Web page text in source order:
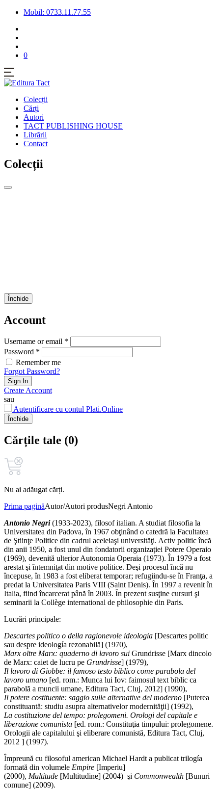
Mobil: 0733.11.77.55
0
Colecții
Cărți
Autori
TACT PUBLISHING HOUSE
Librării
Contact
Colecții
Închide
Account
Username or email *
Password *
Remember me
Forgot Password?
Sign In
Create Account
sau
Autentificare cu contul Plati.Online
Închide
Cărțile tale (0)
Nu ai adăugat cărți.
Prima paginăAutor/Autori produsNegri Antonio
Antonio Negri (1933-2023), filosof italian. A studiat filosofia la
Universitatea din Padova, în 1967 obţinând o catedră la Facultatea
de Ştiinţe Politice din cadrul aceleiaşi universităţi. Activ politic încă
din anii 1950, a fost unul din fondatorii organizaţiei Potere Operaio
(1969), devenită ulterior Autonomia Operaia (1973). În 1979 a fost
arestat şi întemniţat din motive politice. Deşi procesul încă nu
începuse, în 1983 a fost eliberat temporar; refugiindu-se în Franţa, a
predat la Universitatea Paris VIII (Saint Denis). În 1997 a revenit în
Italia, fiind încarcerat până în 2003. În prezent susţine cursuri şi
seminarii la Collège international de philosophie din Paris.
Lucrări principale:
Descartes politico o della ragionevole ideologia [Descartes politic
sau despre ideología rezonabilă] (1970),
Marx oltre Marx: quaderno di lavoro sui Grundrisse [Marx dincolo
de Marx: caiet de lucru pe Grundrisse] (1979),
Il lavoro di Giobbe: il famoso testo biblico come parabola del
lavoro umano [ed. rom.: Munca lui Iov: faimosul text biblic ca
parabolă a muncii umane, Editura Tact, Cluj, 2012] (1990),
Il potere costituente: saggio sulle alternative del moderno [Puterea
constituantă: studiu asupra alternativelor modernităţii] (1992),
La costituzione del tempo: prolegomeni. Orologi del capitale e
liberazione comunista [ed. rom.: Constituţia timpului: prolegomene.
Orologii ale capitalului şi eliberare comunistă, Editura Tact, Cluj,
2012 ] (1997).
Împreună cu filosoful american Michael Hardt a publicat trilogía
formată din volumele Empire [Imperiu]
(2000), Multitude [Multitudine] (2004) şi Commonwealth [Bunuri
comune] (2009).